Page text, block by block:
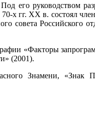
его руководством
х гг. ХХ в. состоял
совета Российского
«Факторы
(2001).
Знамени, «Знак